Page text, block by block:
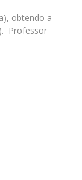
obtendo a
Professor